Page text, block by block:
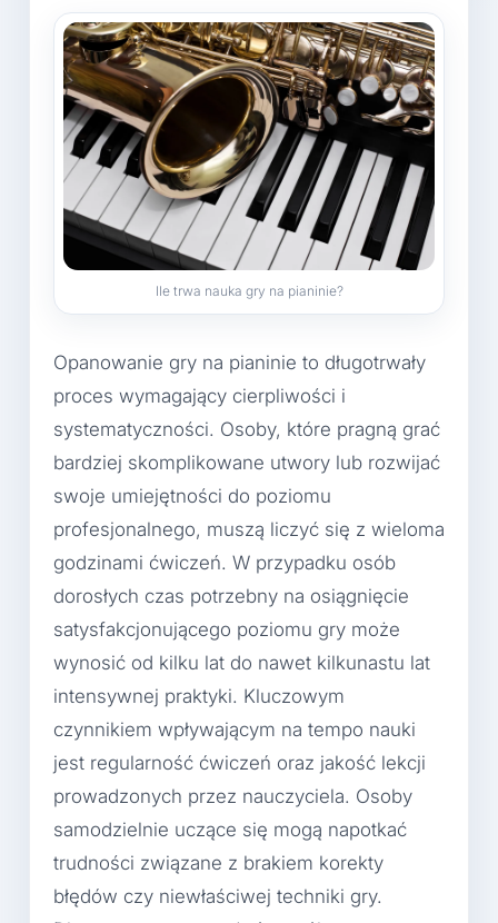
Ile trwa nauka gry na pianinie?
Opanowanie gry na pianinie to długotrwały
proces wymagający cierpliwości i
systematyczności. Osoby, które pragną grać
bardziej skomplikowane utwory lub rozwijać
swoje umiejętności do poziomu
profesjonalnego, muszą liczyć się z wieloma
godzinami ćwiczeń. W przypadku osób
dorosłych czas potrzebny na osiągnięcie
satysfakcjonującego poziomu gry może
wynosić od kilku lat do nawet kilkunastu lat
intensywnej praktyki. Kluczowym
czynnikiem wpływającym na tempo nauki
jest regularność ćwiczeń oraz jakość lekcji
prowadzonych przez nauczyciela. Osoby
samodzielnie uczące się mogą napotkać
trudności związane z brakiem korekty
błędów czy niewłaściwej techniki gry.